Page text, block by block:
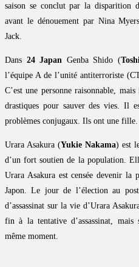
saison se conclut par la disparition
avant le dénouement par Nina
Jack.
Dans 24 Japan Genba Shido (
l’équipe A de l’unité antiterroriste
C’est une personne raisonnable,
drastiques pour sauver des vies. Il
problèmes conjugaux. Ils ont une fille.
Urara Asakura (Yukie Nakama) est
d’un fort soutien de la population.
Urara Asakura est censée devenir la
Japon. Le jour de l’élection au
d’assassinat sur la vie d’Urara
fin à la tentative d’assassinat,
même moment.